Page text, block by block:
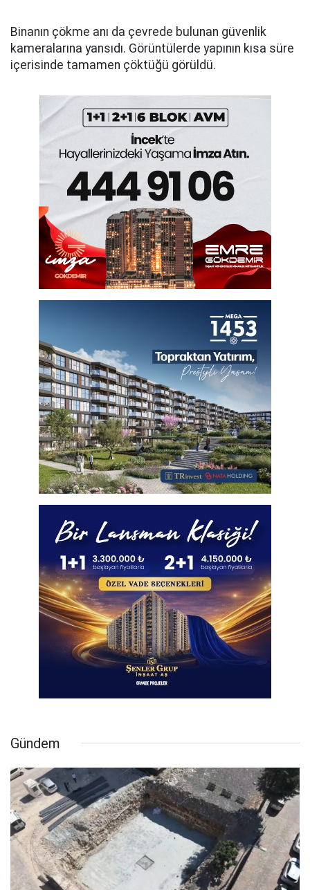
Binanın çökme anı da çevrede bulunan güvenlik
kameralarına yansıdı. Görüntülerde yapının kısa süre
içerisinde tamamen çöktüğü görüldü.
Gündem